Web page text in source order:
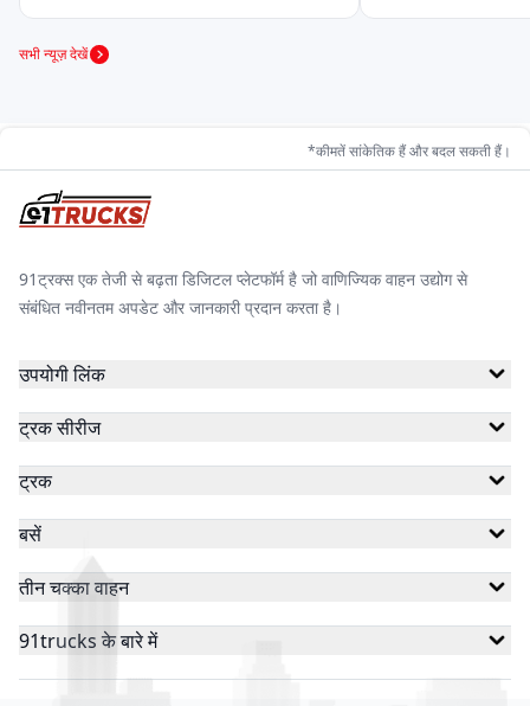
रफ़्तार इलेक्ट्रिक
वीक्टेरो वंदे भारत ओपीजी मोबिलिटी
टॉप टीम मशीन्स शक्तिमान ई-रिक्शा सिंघम
सभी न्यूज़ देखें
*कीमतें सांकेतिक हैं और बदल सकती हैं।
91ट्रक्स एक तेजी से बढ़ता डिजिटल प्लेटफॉर्म है जो वाणिज्यिक वाहन उद्योग से
संबंधित नवीनतम अपडेट और जानकारी प्रदान करता है।
उपयोगी लिंक
ट्रक सीरीज
ट्रक
बसें
तीन चक्का वाहन
91trucks के बारे में